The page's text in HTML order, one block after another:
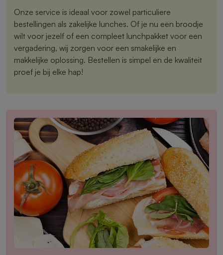
Onze service is ideaal voor zowel particuliere
bestellingen als zakelijke lunches. Of je nu een broodje
wilt voor jezelf of een compleet lunchpakket voor een
vergadering, wij zorgen voor een smakelijke en
makkelijke oplossing. Bestellen is simpel en de kwaliteit
proef je bij elke hap!